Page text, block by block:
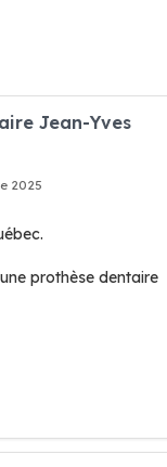
Jean-Yves
2025
prothèse dentaire